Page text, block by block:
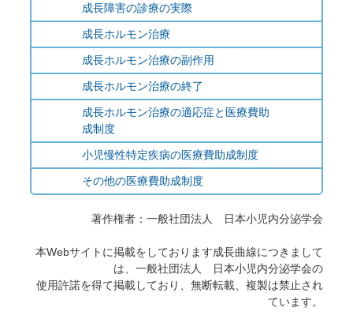
page
nav
成長障害の診療の実際
成長ホルモン治療
成長ホルモン治療の副作用
成長ホルモン治療の終了
成長ホルモン治療の適応症と医療費助
成制度
小児慢性特定疾病の医療費助成制度
その他の医療費助成制度
著作権者：一般社団法人 日本小児内分泌学会
本Webサイトに掲載をしております成長曲線につきまして
は、一般社団法人 日本小児内分泌学会の
使用許諾を得て掲載しており、無断転載、複製は禁止され
ています。